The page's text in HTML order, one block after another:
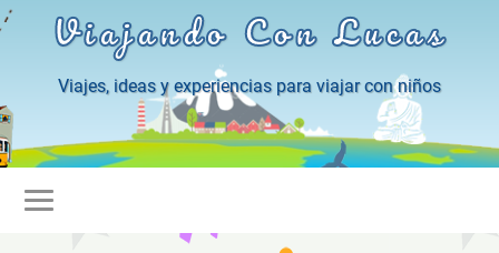
Viajando Con Lucas
Viajes, ideas y experiencias para viajar con niños